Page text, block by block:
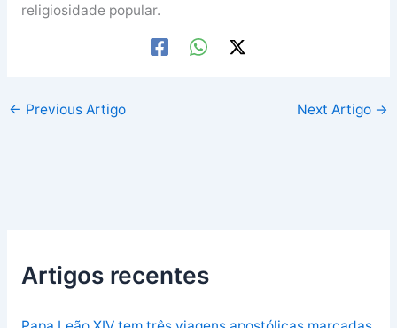
religiosidade popular.
← Previous Artigo Next Artigo →
Artigos recentes